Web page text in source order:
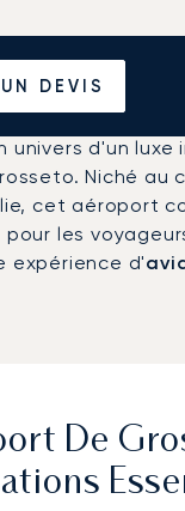
DEVIS
Jet
de
univers d'un luxe
Niché au
cet aéroport
les
expérience d'
De